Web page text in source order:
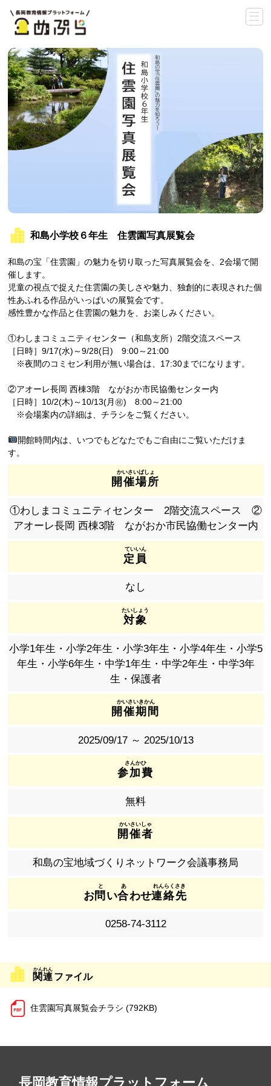
和島小学校６年生 住雲園写真展覧会
和島の宝「住雲園」の魅力を切り取った写真展覧会を、2会場で開
催します。
児童の視点で捉えた住雲園の美しさや魅力、独創的に表現された個
性あふれる作品がいっぱいの展覧会です。
感性豊かな作品と住雲園の魅力を、お楽しみください。
①わしまコミュニティセンター（和島支所）2階交流スペース
［日時］9/17(水)～9/28(日) 9:00～21:00
※夜間のコミセン利用が無い場合は、17:30までになります。
②アオーレ長岡 西棟3階 ながおか市民協働センター内
［日時］10/2(木)～10/13(月㊗) 8:00～21:00
※会場案内の詳細は、チラシをご覧ください。
開館時間内は、いつでもどなたでもご自由にご覧いただけま
す。
開催場所
①わしまコミュニティセンター 2階交流スペース ②
アオーレ長岡 西棟3階 ながおか市民協働センター内
定員
なし
対象
小学1年生・小学2年生・小学3年生・小学4年生・小学5
年生・小学6年生・中学1年生・中学2年生・中学3年
生・保護者
開催期間
2025/09/17 ～ 2025/10/13
参加費
無料
開催者
和島の宝地域づくりネットワーク会議事務局
お問 い合わせ連絡先
0258-74-3112
関連ファイル
住雲園写真展覧会チラシ (792KB)
長岡教育情報プラットフォーム